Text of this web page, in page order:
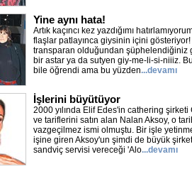
Yine aynı hata!
Artık kaçıncı kez yazdığımı
flaşlar patlayınca giysinin içini
transparan olduğundan şüphelendiğiniz
bir astar ya da sutyen giy-me-li-si-niiiz.
bile öğrendi ama bu yüzden...devamı
İşlerini büyütüyor
2000 yılında Elif Edes'in cathering şirketi
ve tariflerini satın alan Nalan Aksoy, o
vazgeçilmez ismi olmuştu. Bir işle
işine giren Aksoy'un şimdi de büyük
sandviç servisi vereceği 'Alo...devamı